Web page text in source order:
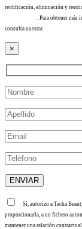
rectificación, eliminación y
. Para obtener más
consulta nuestra
×
Sí, autorizo a Tacha
proporcionarla, a un fichero
mantener una relación